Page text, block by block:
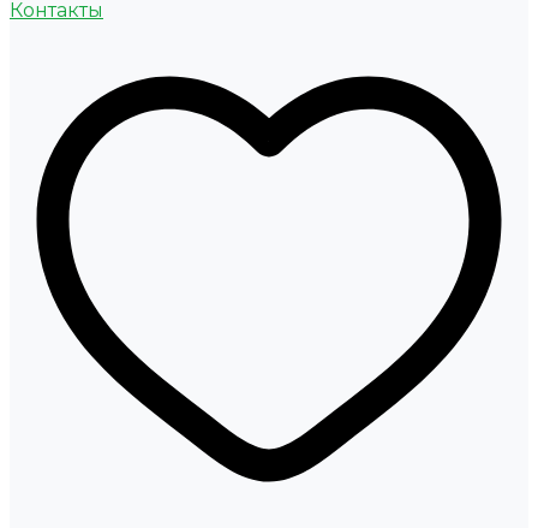
Контакты